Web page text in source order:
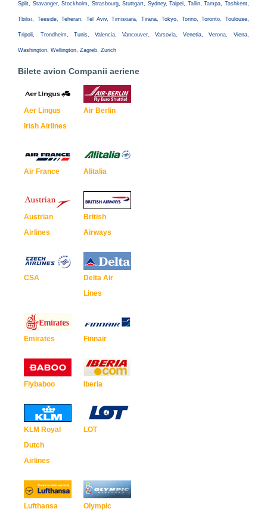
Split, Stavanger, Stockholm, Strasbourg, Stuttgart, Sydney, Taipei, Tallin, Tampa, Tashkent,
Tbilisi, Teeside, Teheran, Tel Aviv, Timisoara, Tirana, Tokyo, Torino, Toronto, Toulouse,
Tripoli, Trondheim, Tunis, Valencia, Vancouver, Varsovia, Venetia, Verona, Viena,
Washington, Wellington, Zagreb, Zurich
Bilete avion Companii aeriene
Aer Lingus
Irish Airlines
Air Berlin
Air France Alitalia
Austrian
Airlines
British
Airways
CSA
Delta Air
Lines
Emirates Finnair
Flybaboo Iberia
KLM Royal
Dutch
Airlines
LOT
Lufthansa
Olympic